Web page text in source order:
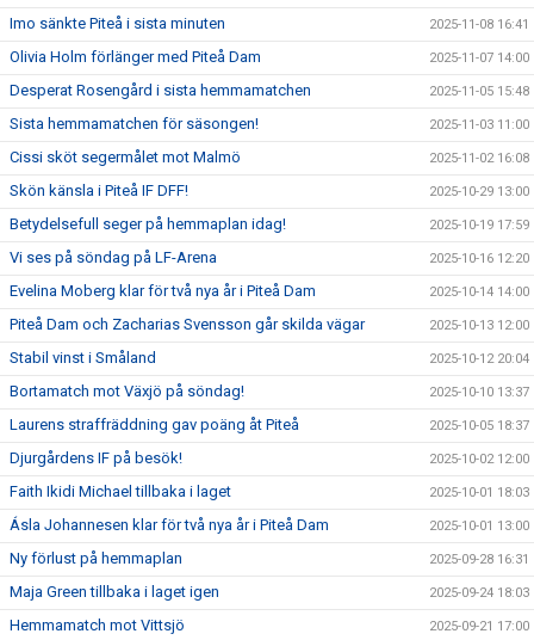
Imo sänkte Piteå i sista minuten 2025-11-08 16:41
Olivia Holm förlänger med Piteå Dam 2025-11-07 14:00
Desperat Rosengård i sista hemmamatchen 2025-11-05 15:48
Sista hemmamatchen för säsongen! 2025-11-03 11:00
Cissi sköt segermålet mot Malmö 2025-11-02 16:08
Skön känsla i Piteå IF DFF! 2025-10-29 13:00
Betydelsefull seger på hemmaplan idag! 2025-10-19 17:59
Vi ses på söndag på LF-Arena 2025-10-16 12:20
Evelina Moberg klar för två nya år i Piteå Dam 2025-10-14 14:00
Piteå Dam och Zacharias Svensson går skilda vägar 2025-10-13 12:00
Stabil vinst i Småland 2025-10-12 20:04
Bortamatch mot Växjö på söndag! 2025-10-10 13:37
Laurens straffräddning gav poäng åt Piteå 2025-10-05 18:37
Djurgårdens IF på besök! 2025-10-02 12:00
Faith Ikidi Michael tillbaka i laget 2025-10-01 18:03
Ásla Johannesen klar för två nya år i Piteå Dam 2025-10-01 13:00
Ny förlust på hemmaplan 2025-09-28 16:31
Maja Green tillbaka i laget igen 2025-09-24 18:03
Hemmamatch mot Vittsjö 2025-09-21 17:00